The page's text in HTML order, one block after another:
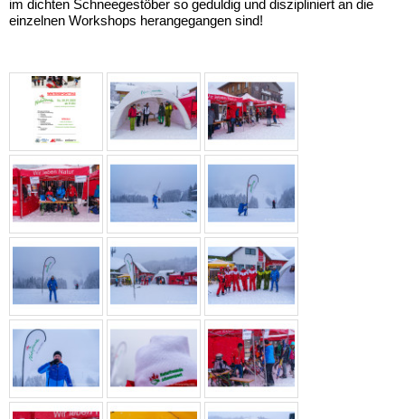
im dichten Schneegestöber so geduldig und diszipliniert an die
einzelnen Workshops herangegangen sind!